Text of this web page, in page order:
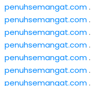
penuhsemangat.com.
penuhsemangat.com.
penuhsemangat.com.
penuhsemangat.com.
penuhsemangat.com.
penuhsemangat.com.
penuhsemangat.com.